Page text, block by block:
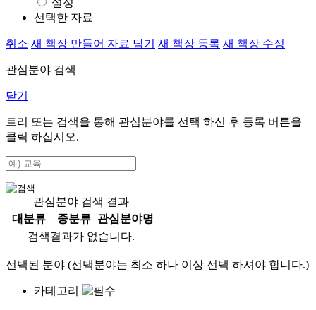
설정
선택한 자료
취소 새 책장 만들어 자료 담기 새 책장 등록 새 책장 수정
관심분야 검색
닫기
트리 또는 검색을 통해 관심분야를 선택 하신 후 등록 버튼을
클릭 하십시오.
관심분야 검색 결과
대분류
중분류
관심분야명
검색결과가 없습니다.
선택된 분야 (선택분야는 최소 하나 이상 선택 하셔야 합니다.)
카테고리